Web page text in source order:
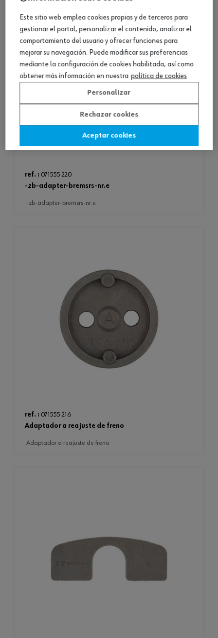
ref. : 071555 220
-zb-adapter-bremsrs-nr.e
-zb-adapter-bremsrs-nr.e
ref. : 071555 216
adaptador a reajuste de freno
adaptador a reajuste de freno
Este sitio web emplea cookies propias y de terceros para
gestionar el portal, personalizar el contenido, analizar el
comportamiento del usuario y ofrecer funciones para
mejorar su navegación. Puede modificar sus preferencias
mediante la configuración de cookies habilitada, así como
obtener más información en nuestra política de cookies
Personalizar
Rechazar cookies
Aceptar cookies